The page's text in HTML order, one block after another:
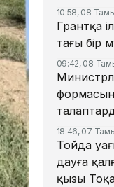
10:58, 08
Грантқа
тағы бір
09:42, 08
18:46, 07
Тойда
дауға
қызы